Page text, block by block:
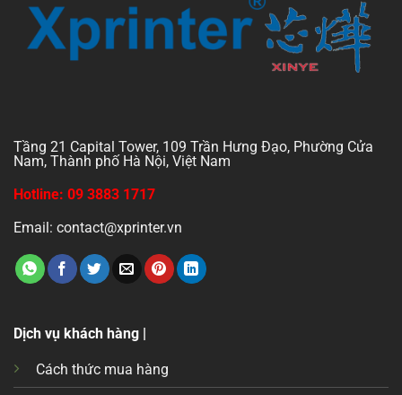
Tầng 21 Capital Tower, 109 Trần Hưng Đạo, Phường Cửa
Nam, Thành phố Hà Nội, Việt Nam
Hotline: 09 3883 1717
Email: contact@xprinter.vn
Dịch vụ khách hàng |
Cách thức mua hàng